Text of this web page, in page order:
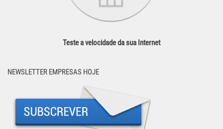
Teste a velocidade da sua Internet
NEWSLETTER EMPRESAS HOJE